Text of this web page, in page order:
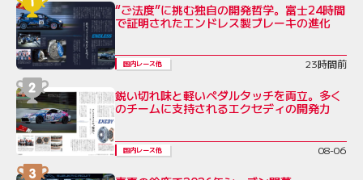
“ご法度”に挑む独自の開発哲学。富士24時間
で証明されたエンドレス製ブレーキの進化
国内レース他 23時間前
鋭い切れ味と軽いペダルタッチを両立。多く
のチームに支持されるエクセディの開発力
国内レース他 08-06